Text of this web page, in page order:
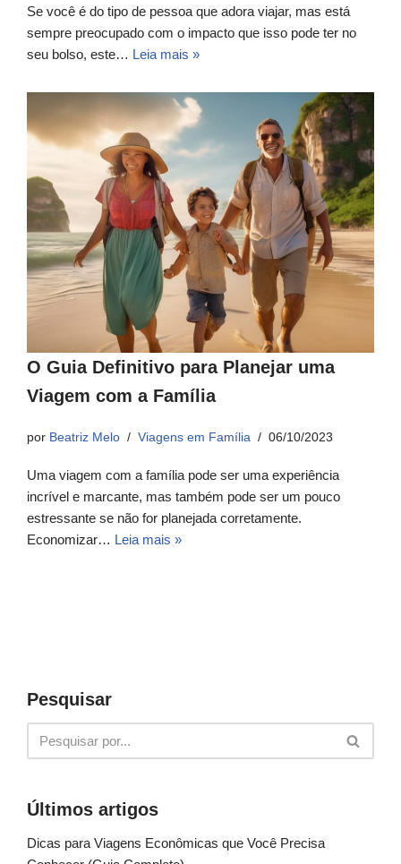
Se você é do tipo de pessoa que adora viajar, mas está
sempre preocupado com o impacto que isso pode ter no
seu bolso, este… Leia mais »
O Guia Definitivo para Planejar uma
Viagem com a Família
por Beatriz Melo Viagens em Família 06/10/2023
Uma viagem com a família pode ser uma experiência
incrível e marcante, mas também pode ser um pouco
estressante se não for planejada corretamente.
Economizar… Leia mais »
Pesquisar
Últimos artigos
Dicas para Viagens Econômicas que Você Precisa